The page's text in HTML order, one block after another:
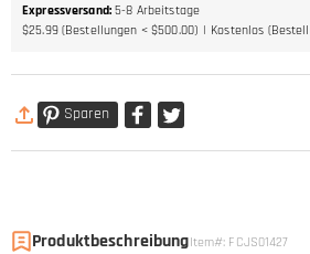
Expressversand: 5-8 Arbeitstage
$25.99 (Bestellungen < $500.00)
Kostenlos
Sparen
ProduktbeschreibungItem#: FCJS01427